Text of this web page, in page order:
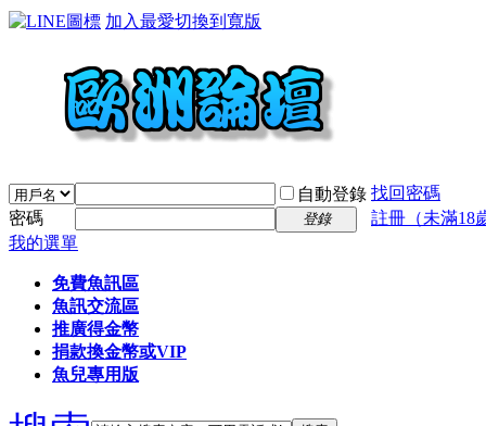
加入最愛切換到寬版
自動登錄 找回密碼
密碼
登錄
註冊（未滿18
我的選單
免費魚訊區
魚訊交流區
推廣得金幣
捐款換金幣或VIP
魚兒專用版